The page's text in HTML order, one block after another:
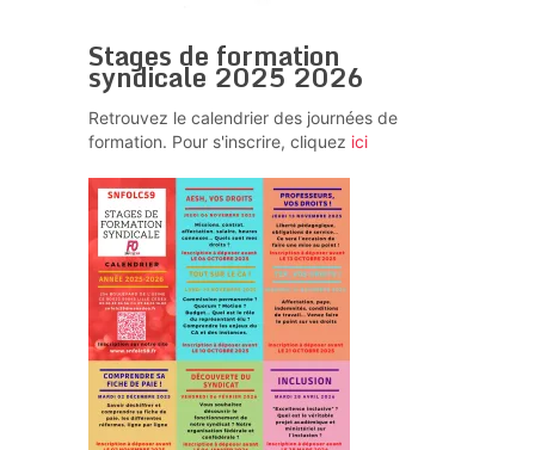
Stages de formation
syndicale 2025 2026
Retrouvez le calendrier des journées de
formation. Pour s'inscrire, cliquez ici